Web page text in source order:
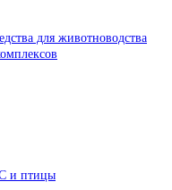
для животноводства
и птицы